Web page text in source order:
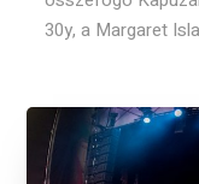
30y, a Margaret